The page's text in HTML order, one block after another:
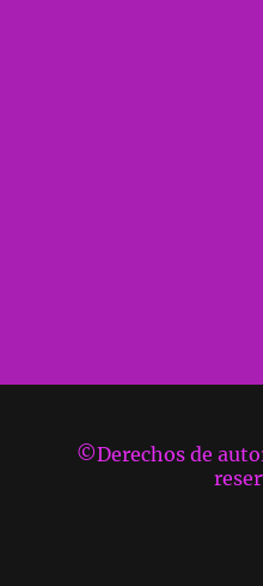
©Derechos de